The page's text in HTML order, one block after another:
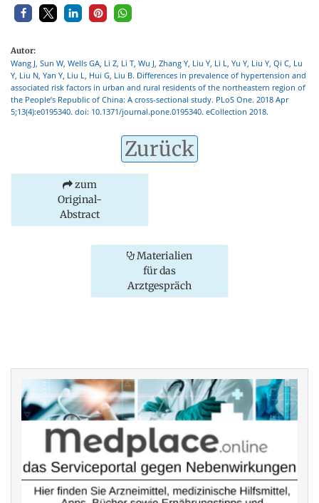
Autor:
Wang J, Sun W, Wells GA, Li Z, Li T, Wu J, Zhang Y, Liu Y, Li L, Yu Y, Liu Y, Qi C, Lu
Y, Liu N, Yan Y, Liu L, Hui G, Liu B. Differences in prevalence of hypertension and
associated risk factors in urban and rural residents of the northeastern region of
the People’s Republic of China: A cross-sectional study. PLoS One. 2018 Apr
5;13(4):e0195340. doi: 10.1371/journal.pone.0195340. eCollection 2018.
Zurück
zum
Original-
Abstract
Materialien
für das
Arztgespräch